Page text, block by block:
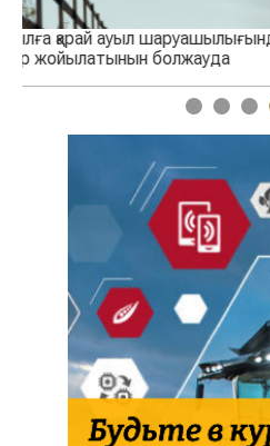
Қазақстандық ауылшаруашылық
Канада АӨК тәжірибесімен
1 2 3